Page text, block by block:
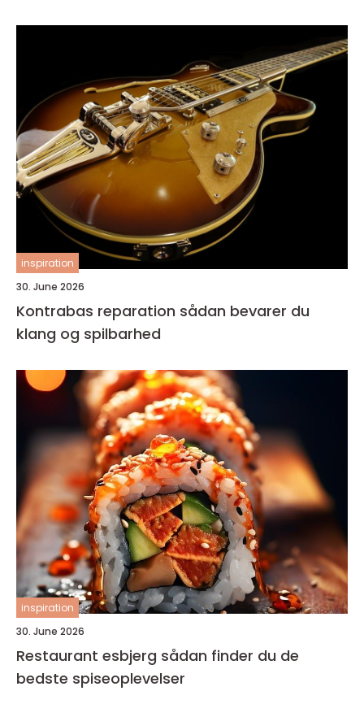
inspiration
30. June 2026
Kontrabas reparation sådan bevarer du
klang og spilbarhed
inspiration
30. June 2026
Restaurant esbjerg sådan finder du de
bedste spiseoplevelser